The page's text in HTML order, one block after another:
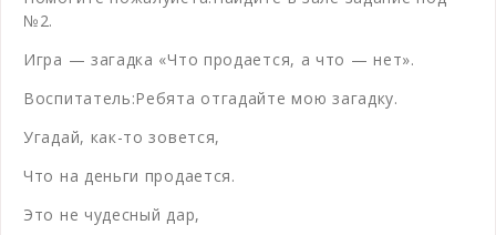
№2.
Игра — загадка «Что продается, а что — нет».
Воспитатель:Ребята отгадайте мою загадку.
Угадай, как-то зовется,
Что на деньги продается.
Это не чудесный дар,